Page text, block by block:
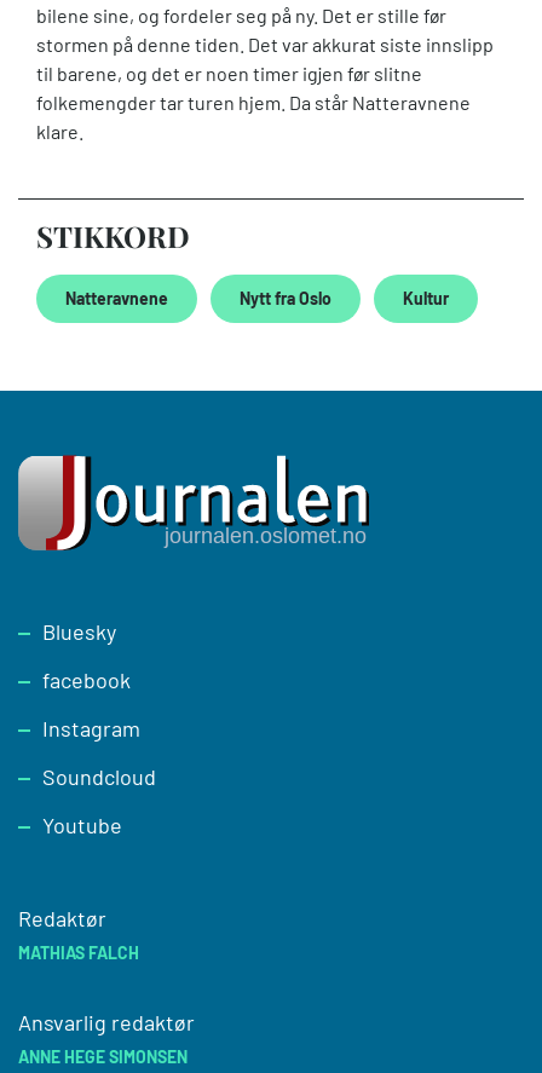
bilene sine, og fordeler seg på ny. Det er stille før
stormen på denne tiden. Det var akkurat siste innslipp
til barene, og det er noen timer igjen før slitne
folkemengder tar turen hjem. Da står Natteravnene
klare.
STIKKORD
Natteravnene Nytt fra Oslo Kultur
Footer
Bluesky
facebook
Instagram
Soundcloud
Youtube
Redaktør
MATHIAS FALCH
Ansvarlig redaktør
ANNE HEGE SIMONSEN